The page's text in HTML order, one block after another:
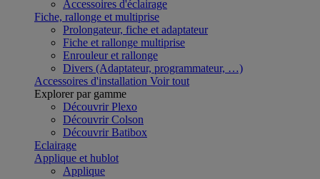
Accessoires d'éclairage
Fiche, rallonge et multiprise
Prolongateur, fiche et adaptateur
Fiche et rallonge multiprise
Enrouleur et rallonge
Divers (Adaptateur, programmateur, …)
Accessoires d'installation Voir tout
Explorer par gamme
Découvrir Plexo
Découvrir Colson
Découvrir Batibox
Eclairage
Applique et hublot
Applique